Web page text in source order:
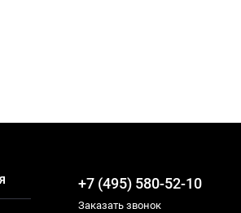
+7 (495) 580-52-10
Заказать звонок